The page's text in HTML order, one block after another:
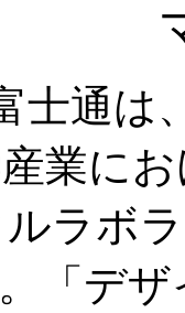
士通は
業に
ラボ
。「デ